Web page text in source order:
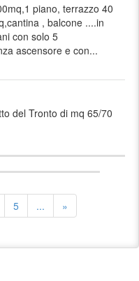
piano, terrazzo 40
, balcone ....in
con solo 5
ascensore e con...
del Tronto di mq 65/70
5 ... »